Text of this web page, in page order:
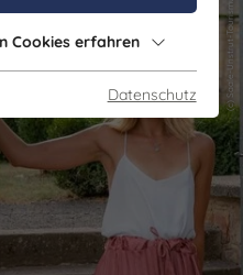
Cookies erfahren
Datenschutz